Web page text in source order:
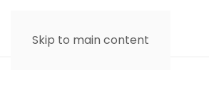
Skip to main content